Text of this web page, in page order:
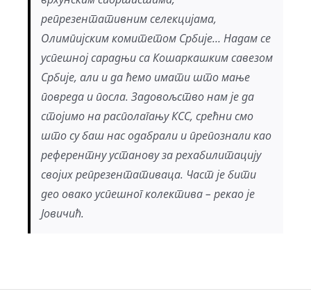
репрезентативним селекцијама,
Олимпијским комитетом Србије… Надам се
успешној сарадњи са Кошаркашким савезом
Србије, али и да ћемо имати што мање
повреда и посла. Задовољство нам је да
стојимо на располагању КСС, срећни смо
што су баш нас одабрали и препознали као
референтну установу за рехабилитацију
својих репрезентативаца. Част је бити
део овако успешног колектива – рекао је
Јовичић.